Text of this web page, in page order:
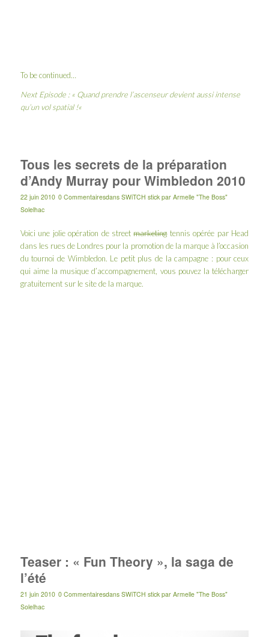
To be continued…
Next Episode : « Quand prendre l’ascenseur devient aussi intense
qu’un vol spatial !«
Tous les secrets de la préparation
d’Andy Murray pour Wimbledon 2010
22 juin 2010 0 Commentairesdans SWiTCH stick par Armelle "The Boss"
Solelhac
Voici une jolie opération de streetmarketingtennis opérée par Head
dans les rues de Londres pour la promotion de la marque à l’occasion
du tournoi de Wimbledon. Le petit plus de la campagne : pour ceux
qui aime la musique d’accompagnement, vous pouvez la télécharger
gratuitement sur le site de la marque.
Teaser : « Fun Theory », la saga de
l’été
21 juin 2010 0 Commentairesdans SWiTCH stick par Armelle "The Boss"
Solelhac